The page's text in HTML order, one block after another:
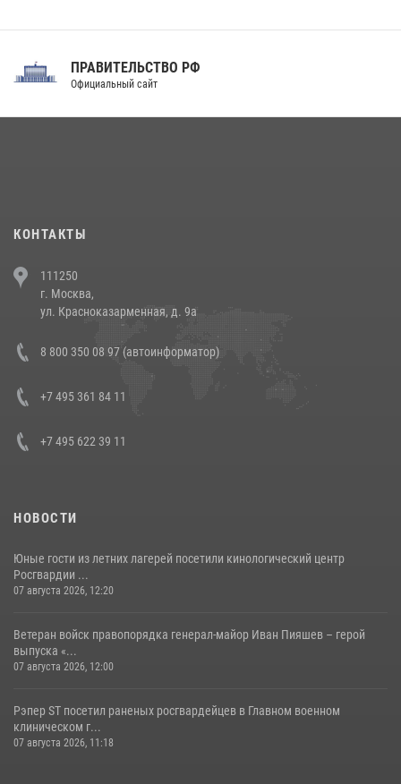
Праздник «Один день с Росгвардией» к 105-летию Центрального
напавших на бригаду скорой помощи (видео)
14 июля 2026, 12:20
В Росгвардии прошла военно-научная конференция по обобщению
боевого опыта
ПРАВИТЕЛЬСТВО РФ
Официальный сайт
КОНТАКТЫ
111250
г. Москва,
ул. Красноказарменная, д. 9а
8 800 350 08 97 (автоинформатор)
+7 495 361 84 11
+7 495 622 39 11
НОВОСТИ
Юные гости из летних лагерей посетили кинологический центр
Росгвардии ...
07 августа 2026, 12:20
Ветеран войск правопорядка генерал-майор Иван Пияшев – герой
выпуска «...
07 августа 2026, 12:00
Рэпер ST посетил раненых росгвардейцев в Главном военном
клиническом г...
07 августа 2026, 11:18